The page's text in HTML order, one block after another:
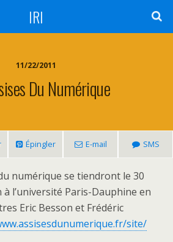
IRI
11/22/2011
Du Numérique
Épingler E-mail SMS
numérique se tiendront le 30
l’université Paris-Dauphine en
Eric Besson et Frédéric
site/